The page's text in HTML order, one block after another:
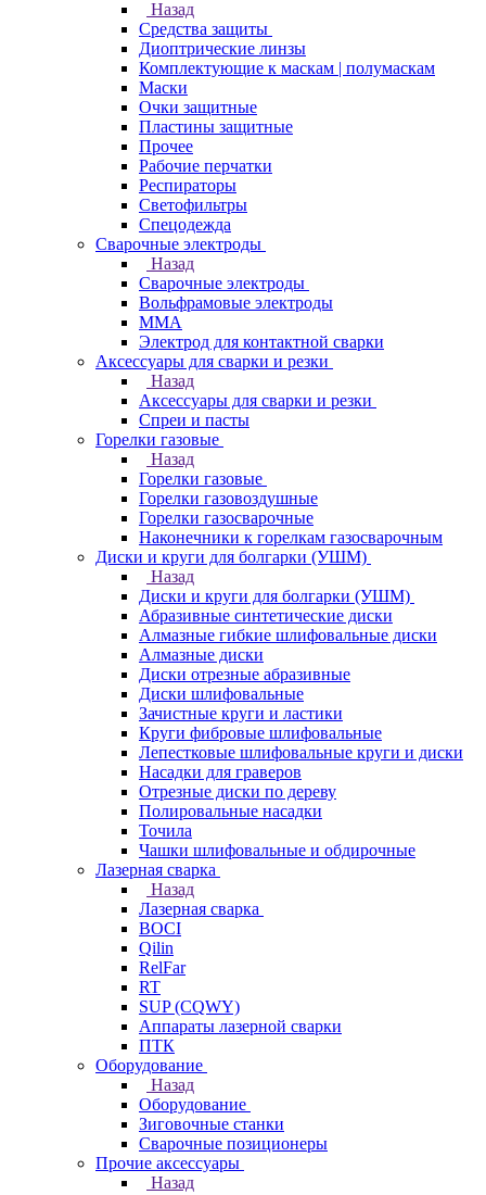
Назад
Средства защиты
Диоптрические линзы
Комплектующие к маскам | полумаскам
Маски
Очки защитные
Пластины защитные
Прочее
Рабочие перчатки
Респираторы
Светофильтры
Спецодежда
Сварочные электроды
Назад
Сварочные электроды
Вольфрамовые электроды
ММА
Электрод для контактной сварки
Аксессуары для сварки и резки
Назад
Аксессуары для сварки и резки
Спреи и пасты
Горелки газовые
Назад
Горелки газовые
Горелки газовоздушные
Горелки газосварочные
Наконечники к горелкам газосварочным
Диски и круги для болгарки (УШМ)
Назад
Диски и круги для болгарки (УШМ)
Абразивные синтетические диски
Алмазные гибкие шлифовальные диски
Алмазные диски
Диски отрезные абразивные
Диски шлифовальные
Зачистные круги и ластики
Круги фибровые шлифовальные
Лепестковые шлифовальные круги и диски
Насадки для граверов
Отрезные диски по дереву
Полировальные насадки
Точила
Чашки шлифовальные и обдирочные
Лазерная сварка
Назад
Лазерная сварка
BOCI
Qilin
RelFar
RT
SUP (CQWY)
Аппараты лазерной сварки
ПТК
Оборудование
Назад
Оборудование
Зиговочные станки
Сварочные позиционеры
Прочие аксессуары
Назад